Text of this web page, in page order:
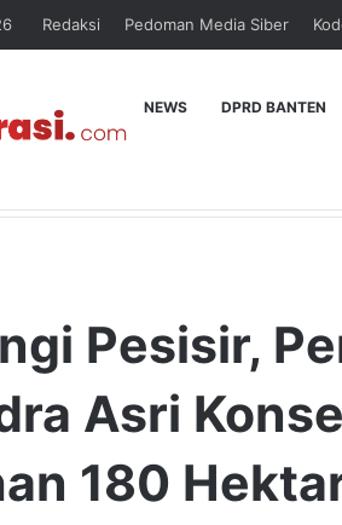
Redaksi Pedoman Media Siber
NEWS DPRD BANTEN
Pesisir,
Asri
180